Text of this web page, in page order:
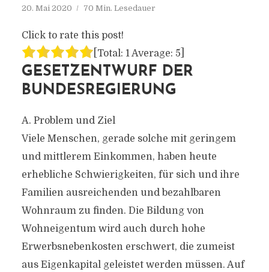
20. Mai 2020 70 Min. Lesedauer
Click to rate this post!
[Total: 1Average: 5
GESETZENTWURF DER
BUNDESREGIERUNG
A. Problem und Ziel
Viele Menschen, gerade solche mit geringem
und mittlerem Einkommen, haben heute
erhebliche Schwierigkeiten, für sich und ihre
Familien ausreichenden und bezahlbaren
Wohnraum zu finden. Die Bildung von
Wohneigentum wird auch durch hohe
Erwerbsnebenkosten erschwert, die zumeist
aus Eigenkapital geleistet werden müssen. Auf